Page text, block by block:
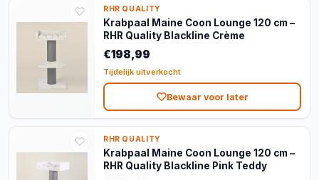
RHR QUALITY
Krabpaal Maine Coon Lounge 120 cm –
RHR Quality Blackline Crème
€198,99
Tijdelijk uitverkocht
Bewaar voor later
RHR QUALITY
Krabpaal Maine Coon Lounge 120 cm –
RHR Quality Blackline Pink Teddy